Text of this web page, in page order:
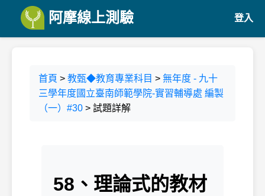
阿摩線上測驗 登入
首頁 > 教甄◆教育專業科目 > 無年度 - 九十
三學年度國立臺南師範學院-實習輔導處 編製
（一）#30 > 試題詳解
58、理論式的教材